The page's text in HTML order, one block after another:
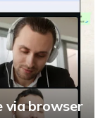
via browser